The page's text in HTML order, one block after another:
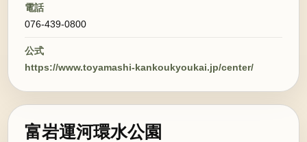
電話
076-439-0800
公式
https://www.toyamashi-kankoukyoukai.jp/center/
富岩運河環水公園